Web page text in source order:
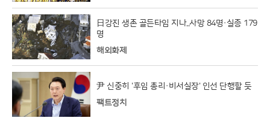
日강진 생존 골든타임 지나..사망 84명·실종 179
명
해외화제
尹 신중히 '후임 총리·비서실장' 인선 단행할 듯
팩트정치